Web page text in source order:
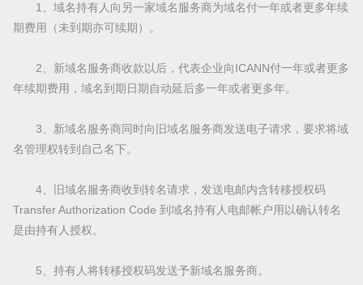
1、域名持有人向另一家域名服务商为域名付一年或者更多年续
期费用（未到期亦可续期）。
2、新域名服务商收款以后，代表企业向ICANN付一年或者更多
年续期费用，域名到期日期自动延后多一年或者更多年。
3、新域名服务商同时向旧域名服务商发送电子请求，要求将域
名管理权转到自己名下。
4、旧域名服务商收到转名请求，发送电邮内含转移授权码
Transfer Authorization Code 到域名持有人电邮帐户用以确认转名
是由持有人授权。
5、持有人将转移授权码发送予新域名服务商。